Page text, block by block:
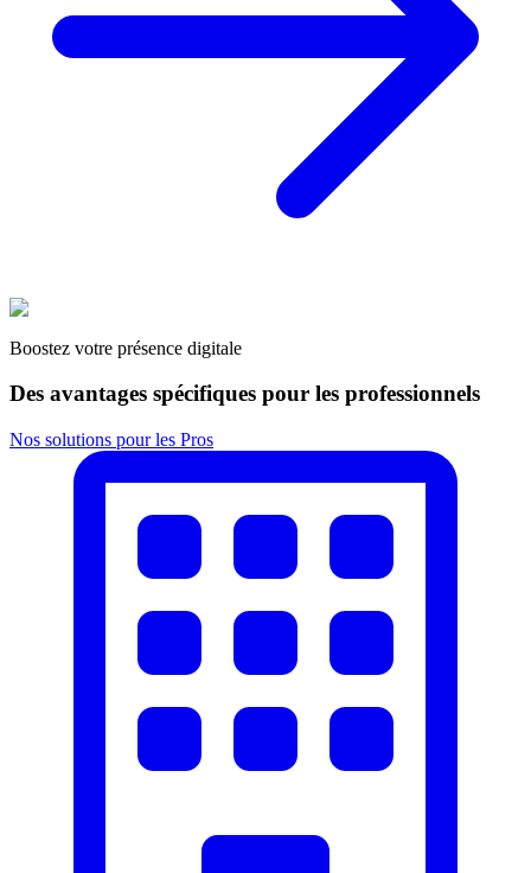
Boostez votre présence digitale
Des avantages spécifiques pour les professionnels
Nos solutions pour les Pros